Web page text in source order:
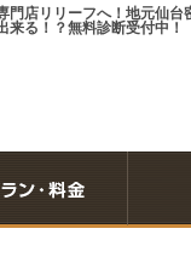
店リリーフへ！地元仙
る！？無料診断受付中！